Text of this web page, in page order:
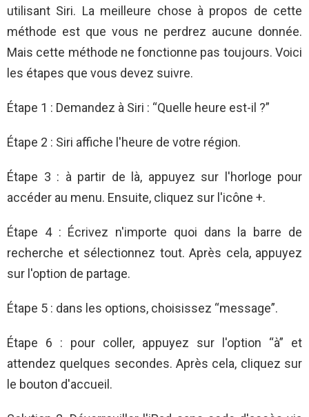
utilisant Siri. La meilleure chose à propos de cette
méthode est que vous ne perdrez aucune donnée.
Mais cette méthode ne fonctionne pas toujours. Voici
les étapes que vous devez suivre.
Étape 1 : Demandez à Siri : “Quelle heure est-il ?”
Étape 2 : Siri affiche l'heure de votre région.
Étape 3 : à partir de là, appuyez sur l'horloge pour
accéder au menu. Ensuite, cliquez sur l'icône +.
Étape 4 : Écrivez n'importe quoi dans la barre de
recherche et sélectionnez tout. Après cela, appuyez
sur l'option de partage.
Étape 5 : dans les options, choisissez “message”.
Étape 6 : pour coller, appuyez sur l'option “à” et
attendez quelques secondes. Après cela, cliquez sur
le bouton d'accueil.